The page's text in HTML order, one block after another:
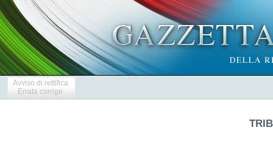
Avviso di rettifica
Errata corrige